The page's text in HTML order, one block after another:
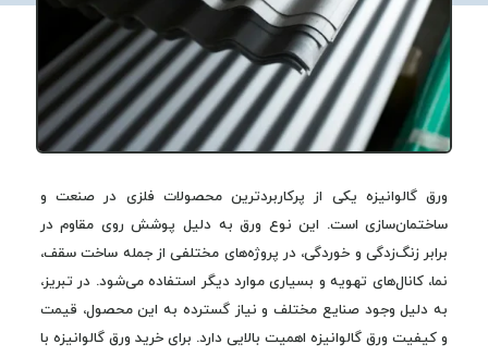
ورق گالوانیزه یکی از پرکاربردترین محصولات فلزی در صنعت و
ساختمان‌سازی است. این نوع ورق به دلیل پوشش روی مقاوم در
برابر زنگ‌زدگی و خوردگی، در پروژه‌های مختلفی از جمله ساخت سقف،
نما، کانال‌های تهویه و بسیاری موارد دیگر استفاده می‌شود. در تبریز،
به دلیل وجود صنایع مختلف و نیاز گسترده به این محصول، قیمت
و کیفیت ورق گالوانیزه اهمیت بالایی دارد. برای خرید ورق گالوانیزه با